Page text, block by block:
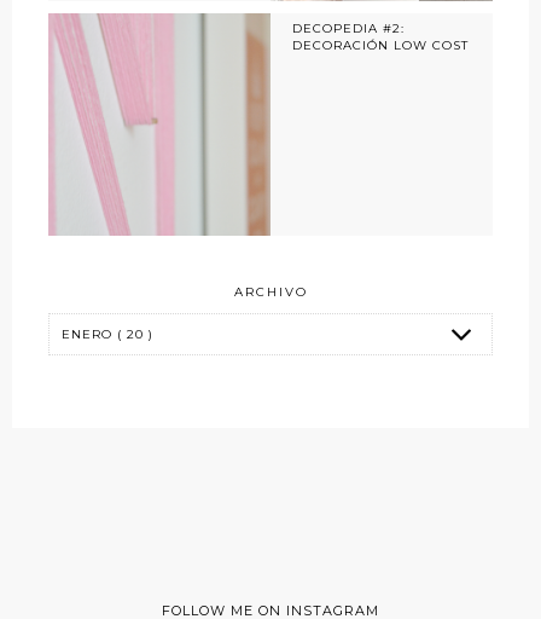
DECOPEDIA #2:
DECORACIÓN LOW COST
ARCHIVO
FOLLOW ME ON INSTAGRAM